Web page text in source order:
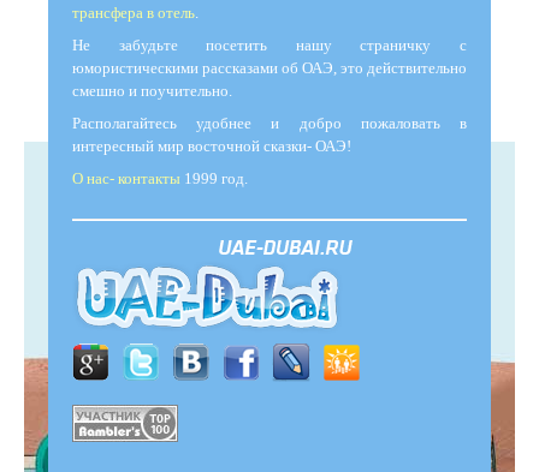
трансфера в отель
Не забудьте посетить нашу страничку с
юмористическими рассказами об ОАЭ, это действительно
смешно и поучительно.
Располагайтесь удобнее и добро пожаловать в
интересный мир восточной сказки- ОАЭ!
О нас- контакты 1999 год.